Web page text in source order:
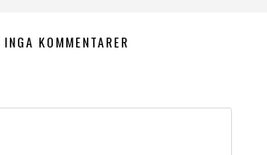
INGA KOMMENTARER